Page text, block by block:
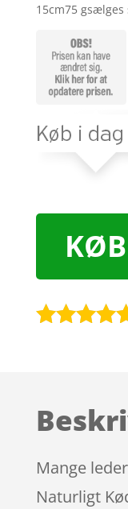
15cm75 gsælges
KØB
Mange
Naturligt